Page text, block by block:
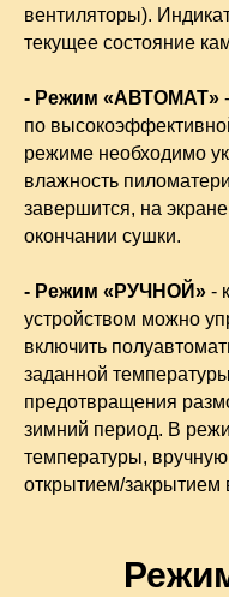
вентиляторы).
текущее состояние
- Режим «АВТОМАТ»
по
режиме необходимо
влажность
завершится, на
окончании сушки.
- Режим «РУЧНОЙ» -
устройством можно
включить
заданной
предотвращения
зимний период. В
температуры,
открытием/закрытием